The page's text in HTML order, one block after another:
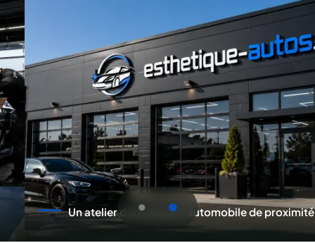
Un atelier d'esthétique automobile de proximité